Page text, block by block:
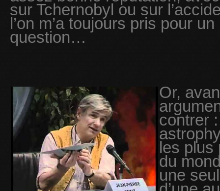
sur Tchernobyl ou sur
l’on m’a toujours pris pour
question…
Or,
contrer
les plus
du
une